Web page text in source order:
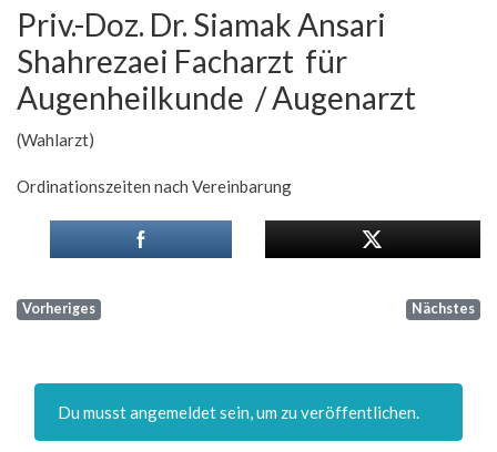
Priv.-Doz. Dr. Siamak Ansari
Shahrezaei Facharzt für
Augenheilkunde / Augenarzt
(Wahlarzt)
Ordinationszeiten nach Vereinbarung
Vorheriges Nächstes
Du musst angemeldet sein, um zu veröffentlichen.